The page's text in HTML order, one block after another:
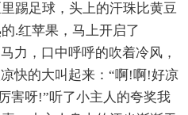
足球，头上的汗珠比黄豆
.红苹果，马上开启了
力，口中呼呼的吹着冷风，
快的大叫起来：“啊!啊!好凉
害呀!”听了小主人的夸奖我